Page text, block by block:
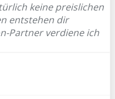
keine preislichen
entstehen dir
Partner verdiene ich